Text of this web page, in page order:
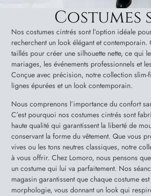
Costumes
Nos costumes cintrés sont l’option idéale
recherchent un look élégant et contemporain.
taillés pour créer une silhouette nette, ce qui
mariages, les événements professionnels et
Conçue avec précision, notre collection slim-
lignes épurées et un look contemporain.
Nous comprenons l’importance du confort
C’est pourquoi nos costumes cintrés sont
haute qualité qui garantissent la liberté de
conservant la forme du vêtement. Que vous
vives ou les tons neutres classiques, notre
à vous offrir. Chez Lomoro, nous pensons
un costume qui lui va parfaitement. Nos
magasin garantissent que chaque costume
morphologie, vous donnant un look qui